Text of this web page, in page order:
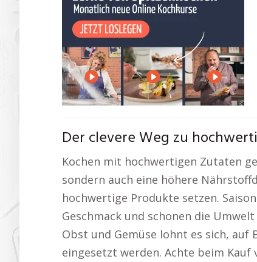
Der clevere Weg zu
Kochen mit hochwertigen Zutaten
sondern auch eine höhere
hochwertige Produkte setzen.
Geschmack und schonen die
Obst und Gemüse lohnt es sich,
eingesetzt werden. Achte beim Kauf